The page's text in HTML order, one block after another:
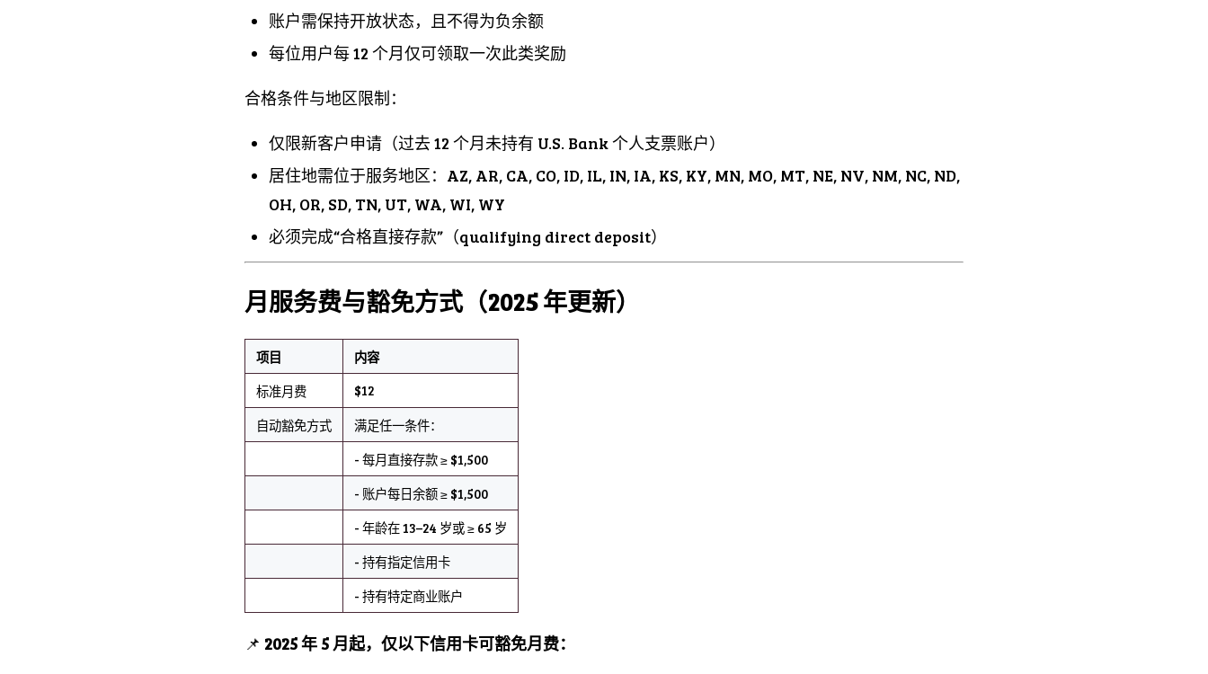
账户需保持开放状态，且不得为负余额
每位用户每 12 个月仅可领取一次此类奖励
合格条件与地区限制：
仅限新客户申请（过去 12 个月未持有 U.S. Bank 个人支票账户）
居住地需位于服务地区：AZ, AR, CA, CO, ID, IL, IN, IA, KS, KY, MN, MO, MT, NE, NV, NM, NC, ND,
OH, OR, SD, TN, UT, WA, WI, WY
必须完成“合格直接存款”（qualifying direct deposit）
月服务费与豁免方式（2025 年更新）
项目
内容
标准月费
$12
自动豁免方式
满足任一条件：
- 每月直接存款 ≥ $1,500
- 账户每日余额 ≥ $1,500
- 年龄在 13–24 岁或 ≥ 65 岁
- 持有指定信用卡
- 持有特定商业账户
📌 2025 年 5 月起，仅以下信用卡可豁免月费：